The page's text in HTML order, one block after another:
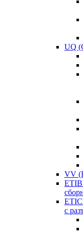
UQ
VV
с